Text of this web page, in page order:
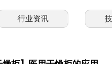
行业资讯